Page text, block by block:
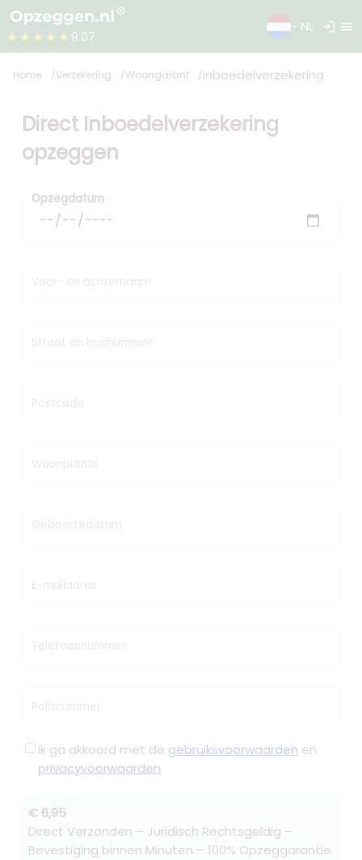
★★★★★ 9.07
- NL login menu
Home Verzekering Woongarant Inboedelverzekering
Direct Inboedelverzekering
opzeggen
Opzegdatum
Voor- en achternaam
Straat en huisnummer
Postcode
Woonplaats
Geboortedatum
E-mailadres
Telefoonnummer
Polisnummer
Ik ga akkoord met de gebruiksvoorwaarden en
privacyvoorwaarden
€ 6,95
Direct Verzonden – Juridisch Rechtsgeldig –
Bevestiging binnen Minuten – 100% Opzeggarantie